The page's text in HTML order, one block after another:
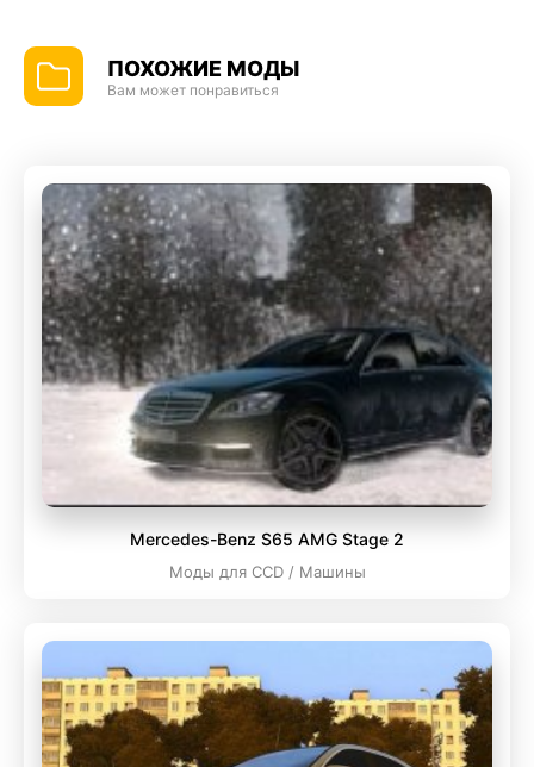
ПОХОЖИЕ МОДЫ
Вам может понравиться
Mercedes-Benz S65 AMG Stage 2
Моды для CCD / Машины